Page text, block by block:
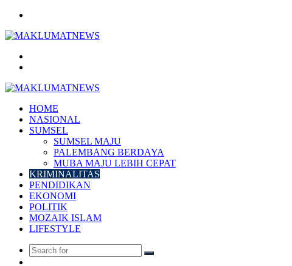
HOME
NASIONAL
SUMSEL
SUMSEL MAJU
PALEMBANG BERDAYA
MUBA MAJU LEBIH CEPAT
KRIMINALITAS
PENDIDIKAN
EKONOMI
POLITIK
MOZAIK ISLAM
LIFESTYLE
Search